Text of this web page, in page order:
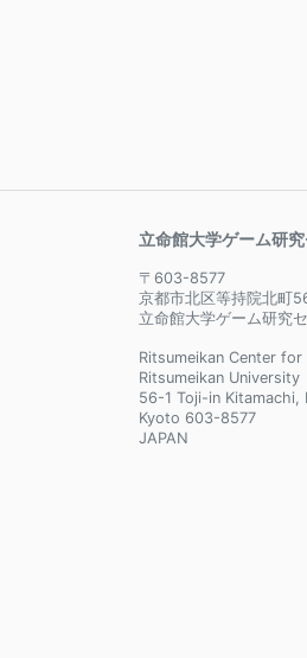
立命館大学ゲーム研
〒603-8577
京都市北区等持院北町
立命館大学ゲーム研究
Ritsumeikan Center for
Ritsumeikan University
56-1 Toji-in Kitamachi,
Kyoto 603-8577
JAPAN